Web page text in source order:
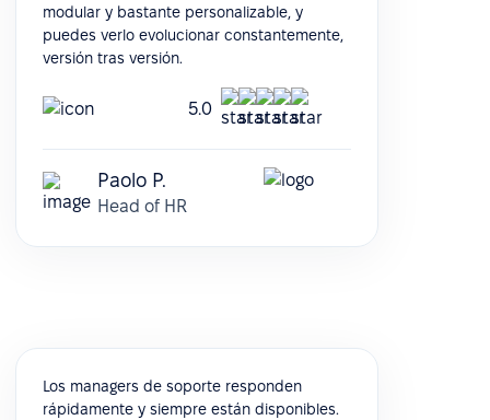
modular y bastante personalizable, y
puedes verlo evolucionar constantemente,
versión tras versión.
5.0
Paolo P.
Head of HR
Los managers de soporte responden
rápidamente y siempre están disponibles.